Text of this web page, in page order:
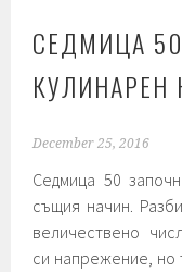
СЕДМИЦА
КУЛИНАРЕН
December 25, 2016
Седмица 50
същия начин.
величествено
си напрежение, но